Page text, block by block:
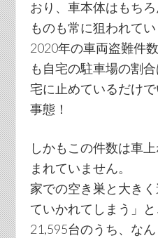
おり、車本体はもち
ものも常に狙われてい
2020年の車両盗難件
も自宅の駐車場の割
宅に止めているだけ
事態！
しかもこの件数は車
まれていません。
家での空き巣と大き
ていかれてしまう」と
21,595台のうち、な